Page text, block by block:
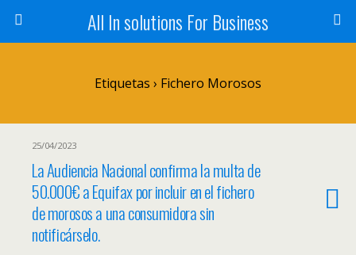
All In solutions For Business
Etiquetas › Fichero Morosos
25/04/2023
La Audiencia Nacional confirma la multa de
50.000€ a Equifax por incluir en el fichero
de morosos a una consumidora sin
notificárselo.